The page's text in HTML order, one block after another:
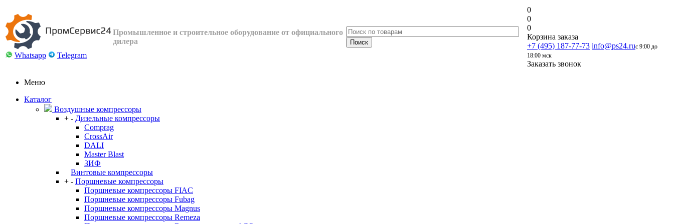
Whatsapp Telegram
Промышленное и строительное оборудование от официального
дилера
0
0
0
Корзина заказа
+7 (495) 187-77-73 info@ps24.ruс 9:00 до
18:00 мск
Заказать звонок
Меню
Каталог
Воздушные компрессоры
+ - Дизельные компрессоры
Comprag
CrossAir
DALI
Master Blast
ЗИФ
Винтовые компрессоры
+ - Поршневые компрессоры
Поршневые компрессоры FIAC
Поршневые компрессоры Fubag
Поршневые компрессоры Magnus
Поршневые компрессоры Remeza